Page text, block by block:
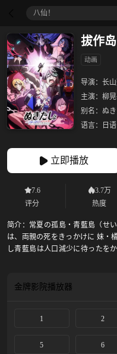
八仙！
拔作岛
动画
导演： 长
主演： 柳
别名： ぬ
语言：
日语
立即播放
7.6
评分
3.7万
热度
简介： 常夏の孤島・青藍島（せ
は、両親の死をきっかけに 妹・
し青藍島は人口減少に待ったを
島であった。 誇り高き童貞にし
ケベ条例をぶっ潰す！」
金牌影院播放器
1 2
5 6